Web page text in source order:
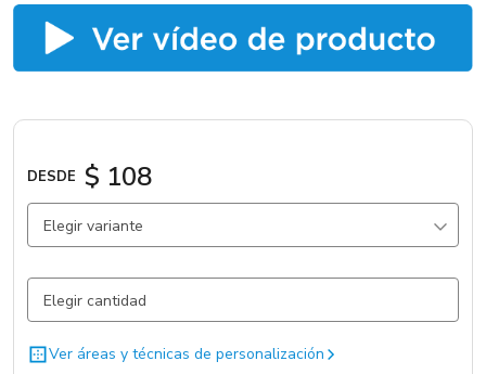
DESDE $ 108
Elegir variante
Blanco / Azul / . 22.976 un.
Blanco / Amarillo / . 22.744 un.
Blanco / Verde / .
Ver áreas y técnicas de personalización